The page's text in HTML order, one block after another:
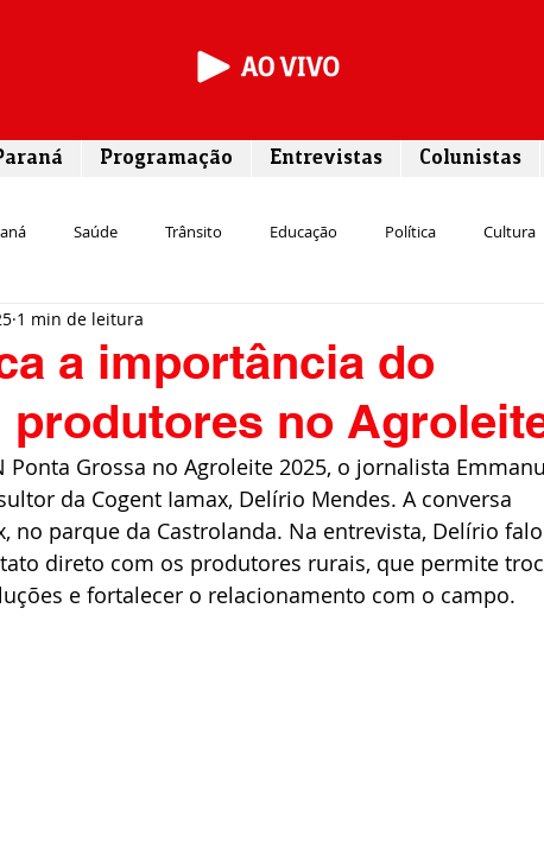
Programação Entrevistas Colunistas
Saúde Trânsito Educação Política Cultura
Segurança Entrevista
Meio ambiente Comunicação Empreendedorismo
a importância do
produtores no
1 min de leitura
Ponta Grossa no Agroleite 2025, o jornalista
da Cogent Iamax, Delírio Mendes. A conversa
no parque da Castrolanda. Na entrevista, Delírio
direto com os produtores rurais, que permite
e fortalecer o relacionamento com o campo.